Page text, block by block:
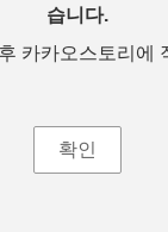
습니다.
카카오스토리에
확인